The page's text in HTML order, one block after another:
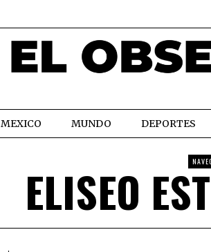
MEXICO MUNDO DEPORTES
ELISEO